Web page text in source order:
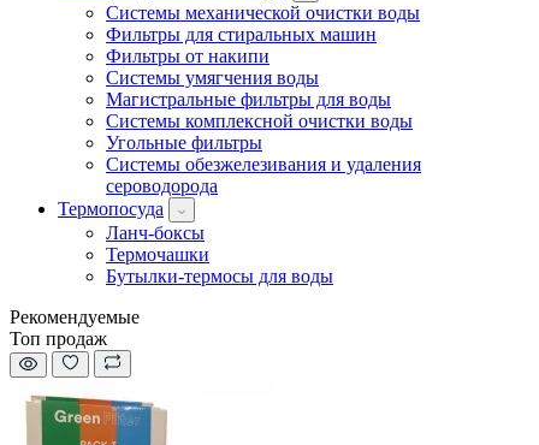
Системы механической очистки воды
Фильтры для стиральных машин
Фильтры от накипи
Системы умягчения воды
Магистральные фильтры для воды
Системы комплексной очистки воды
Угольные фильтры
Системы обезжелезивания и удаления
сероводорода
Термопосуда
Ланч-боксы
Термочашки
Бутылки-термосы для воды
Рекомендуемые
Топ продаж